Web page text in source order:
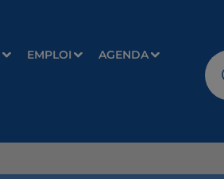
EMPLOI AGENDA